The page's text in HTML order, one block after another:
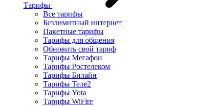
Тарифы
Все тарифы
Безлимитный интернет
Пакетные тарифы
Тарифы для общения
Обновить свой тариф
Тарифы Мегафон
Тарифы Ростелеком
Тарифы Билайн
Тарифы Теле2
Тарифы Yota
Тарифы WiFire